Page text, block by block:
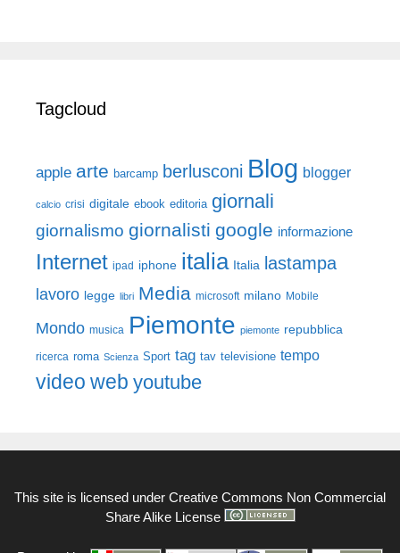
Tagcloud
apple arte barcamp berlusconi Blog blogger
calcio crisi digitale ebook editoria giornali
giornalismo giornalisti google informazione
Internet ipad iphone italia Italia lastampa
lavoro legge libri Media microsoft milano Mobile
Mondo musica Piemonte piemonte repubblica
ricerca roma Scienza Sport tag tav televisione tempo
video web youtube
This site is licensed under Creative Commons Non Commercial
Share Alike License